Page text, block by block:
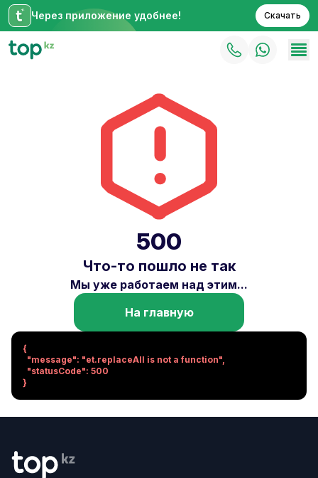
Через приложение удобнее! Скачать
500
Что-то пошло не так
Мы уже работаем над этим...
На главную
{
}